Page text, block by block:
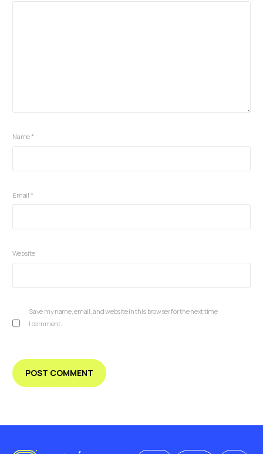
Name*
Email *
Website
Save my name, email, and website in this browser for the next time
I comment.